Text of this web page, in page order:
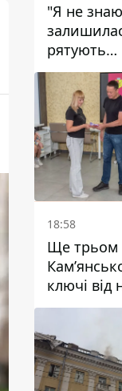
"Я не
рятують
мати
поранив
18:58
Ще трьом
ключі від